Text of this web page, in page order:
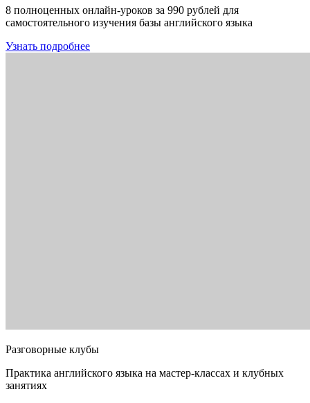
8 полноценных онлайн-уроков за 990 рублей для
самостоятельного изучения базы английского языка
Узнать подробнее
Разговорные клубы
Практика английского языка на мастер-классах и клубных
занятиях